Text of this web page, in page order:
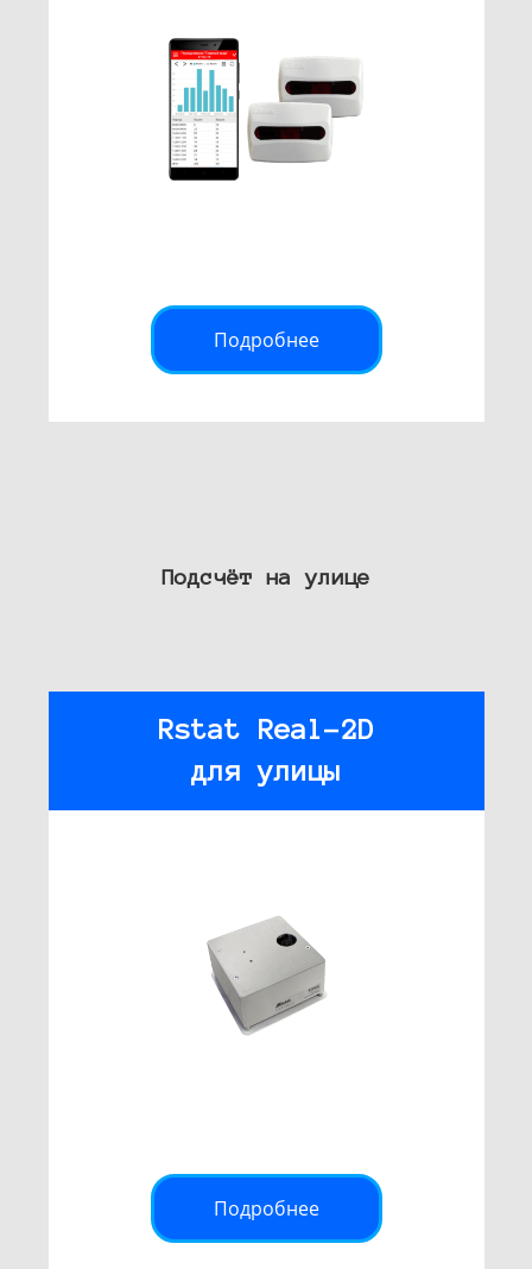
Подробнее
Подсчёт на улице
Rstat Real-2D
для улицы
Подробнее